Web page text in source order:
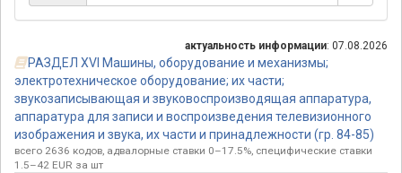
актуальность информации: 07.08.2026
РАЗДЕЛ XVI Машины, оборудование и механизмы;
электротехническое оборудование; их части;
звукозаписывающая и звуковоспроизводящая аппаратура,
аппаратура для записи и воспроизведения телевизионного
изображения и звука, их части и принадлежности (гр. 84-85)
всего 2636 кодов, адвалорные ставки 0–17.5%, специфические ставки
1.5–42 EUR за шт